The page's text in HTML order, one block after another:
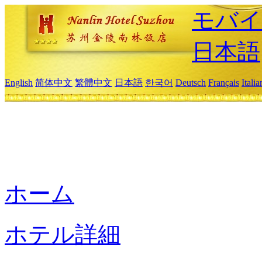
モバ
日本語
English 简体中文 繁體中文 日本語 한국어 Deutsch Français
ホーム
ホテル詳細